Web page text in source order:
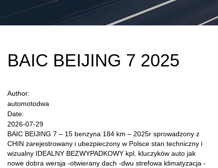
BAIC BEIJING 7 2025
Author:
automotodwa
Date:
2026-07-29
BAIC BEIJING 7 – 15 benzyna 184 km – 2025r sprowadzony z
CHIN zarejestrowany i ubezpieczony w Polsce stan techniczny i
wizualny IDEALNY BEZWYPADKOWY kpl. kluczyków auto jak
nowe dobra wersja -otwierany dach -dwu strefowa klimatyzacja -